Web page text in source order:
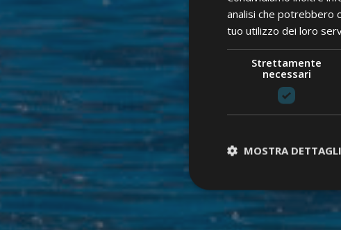
analisi che potrebbero
tuo utilizzo dei loro
Strettamente
necessari
MOSTRA DETTAGLI